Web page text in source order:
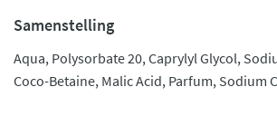
Samenstelling
Aqua, Polysorbate 20, Caprylyl Glycol,
Coco-Betaine, Malic Acid, Parfum, Sodium